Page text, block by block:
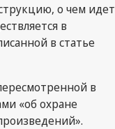
о чем идет
в
в статье
в
«об охране